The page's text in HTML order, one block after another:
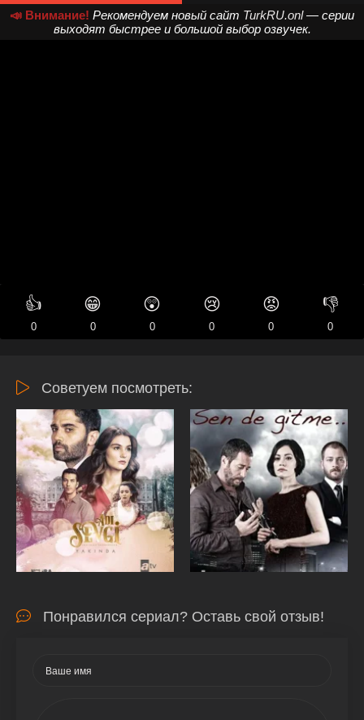
📣 Внимание! Рекомендуем новый сайт TurkRU.onl— серии
выходят быстрее и большой выбор озвучек.
👍
0
😁
0
😲
0
😢
0
😡
0
👎
0
Советуем посмотреть:
Понравился сериал? Оставь свой отзыв!